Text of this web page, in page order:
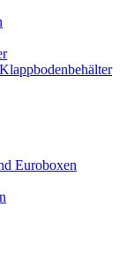
Euroboxen